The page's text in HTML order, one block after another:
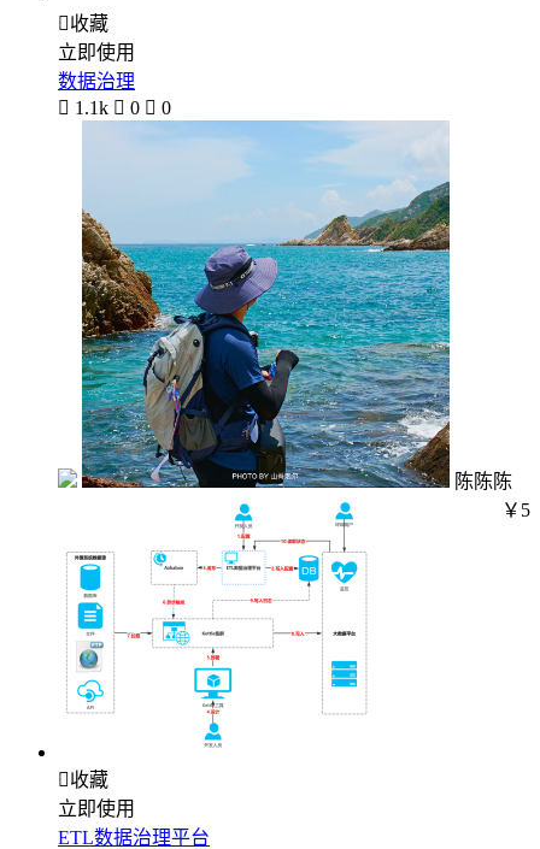
收藏
立即使用
数据治理
 1.1k  0  0
陈陈陈
￥5
收藏
立即使用
ETL数据治理平台